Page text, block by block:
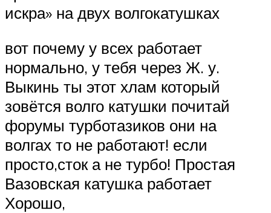
искра» на двух волгокатушках
вот почему у всех работает
нормально, у тебя через Ж. у.
Выкинь ты этот хлам который
зовётся волго катушки почитай
форумы турботазиков они на
волгах то не работают! если
просто,сток а не турбо! Простая
Вазовская катушка работает
Хорошо,